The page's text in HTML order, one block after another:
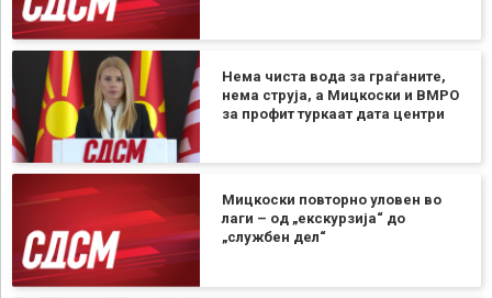
Нема чиста вода за граѓаните,
нема струја, а Мицкоски и ВМРО
за профит туркаат дата центри
Мицкоски повторно уловен во
лаги – од „екскурзија“ до
„службен дел“